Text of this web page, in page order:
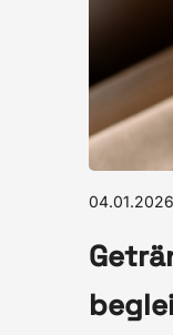
04.01.2026